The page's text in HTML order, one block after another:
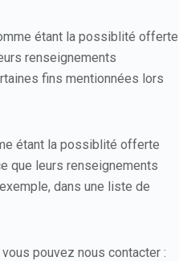
étant la possiblité offerte
renseignements
fins mentionnées lors
étant la possiblité offerte
que leurs renseignements
dans une liste de
pouvez nous contacter :